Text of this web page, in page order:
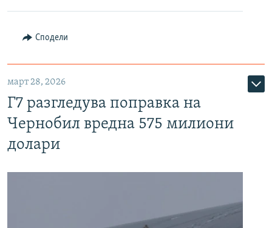
Сподели
март 28, 2026
Г7 разгледува поправка на
Чернобил вредна 575 милиони
долари